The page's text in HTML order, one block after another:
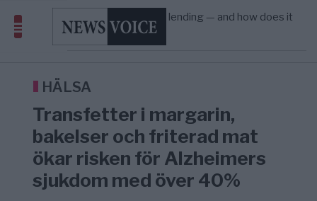
09:12
What is P2B lending — and how does it
differ from P2P?
KRIG & FRED
Richard D. Wolff: Därför provocerar
Överger tanken om ett ...
HÄLSA
Transfetter i margarin,
bakelser och friterad mat
ökar risken för Alzheimers
sjukdom med över 40%